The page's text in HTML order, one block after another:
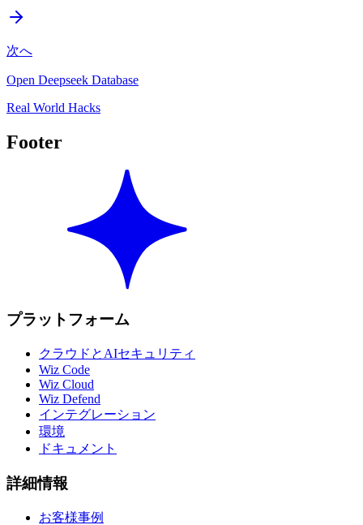
次へ
Open Deepseek Database
Real World Hacks
Footer
プラットフォーム
クラウドとAIセキュリティ
Wiz Code
Wiz Cloud
Wiz Defend
インテグレーション
環境
ドキュメント
詳細情報
お客様事例